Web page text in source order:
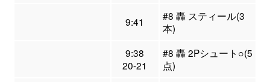
9:41
#8 轟 スティール(3
本)
9:38
20-21
#8 轟 2Pシュート○(5
点)